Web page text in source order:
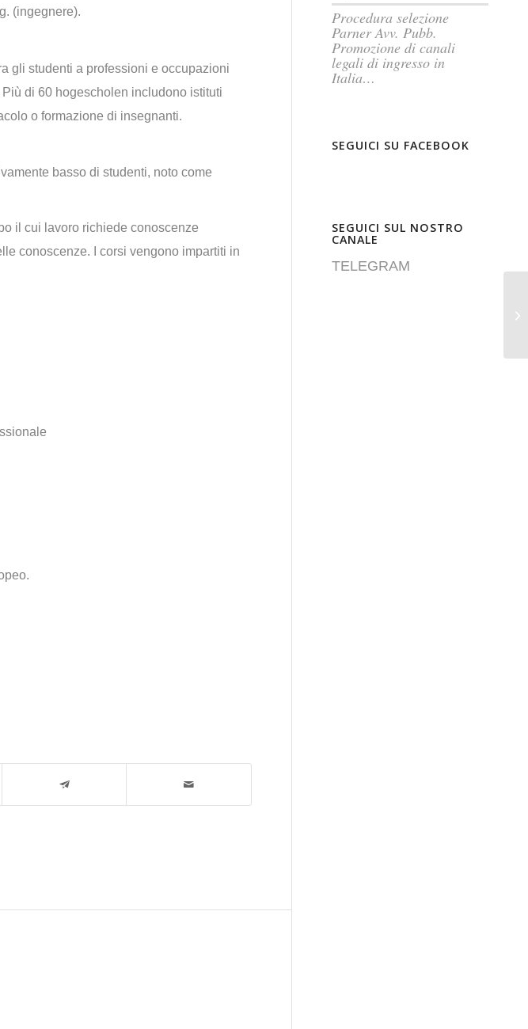
(ingegnere).
gli studenti a professioni e occupazioni
di 60 hogescholen includono istituti
o formazione di insegnanti.
basso di studenti, noto come
il cui lavoro richiede conoscenze
conoscenze. I corsi vengono impartiti in
Procedura selezione
Parner Avv. Pubb.
Promozione di canali
legali di ingresso in
Italia…
SEGUICI SU FACEBOOK
SEGUICI SUL NOSTRO
CANALE
TELEGRAM